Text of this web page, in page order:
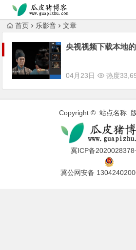
跳转到主内容
首页 乐影音 文章
央视视频下载本地
04月23日 热度
Copyright © 站点名称
冀ICP备2020028378
冀公网安备